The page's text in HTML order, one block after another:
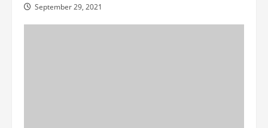
September 29, 2021